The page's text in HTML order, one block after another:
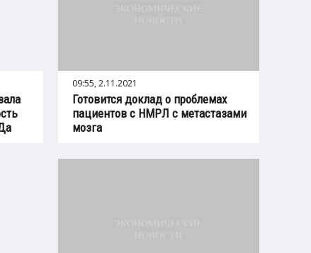
09:55, 2.11.2021
Готовится доклад о проблемах
пациентов с НМРЛ с метастазами
мозга